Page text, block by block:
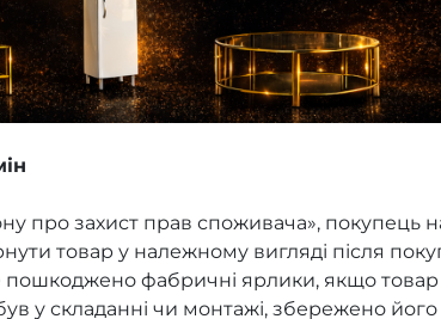
про захист прав споживача», покупець
товар у належному вигляді після
пошкоджено фабричні ярлики, якщо
у складанні чи монтажі, збережено